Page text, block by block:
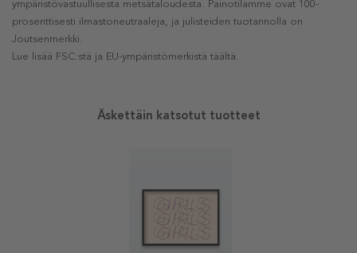
ympäristövastuullisesta metsätaloudesta. Painotilamme ovat 100-
prosenttisesti ilmastoneutraaleja, ja julisteiden tuotannolla on
Joutsenmerkki.
Lue lisää FSC:stä ja EU-ympäristömerkistä täältä.
Äskettäin katsotut tuotteet